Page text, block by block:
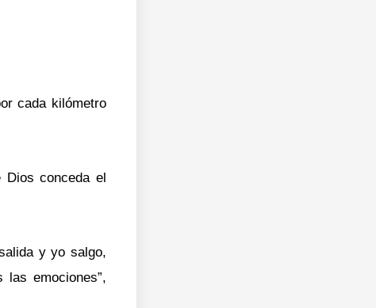
cada kilómetro
conceda el
y yo salgo,
emociones”,